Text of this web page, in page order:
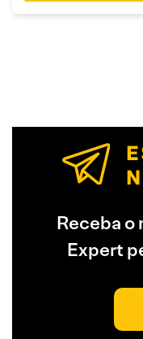
Receba o
Expert